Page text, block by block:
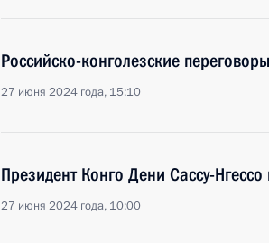
Российско-конголезские переговоры
27 июня 2024 года, 15:10
Президент Конго Дени Сассу-
27 июня 2024 года, 10:00